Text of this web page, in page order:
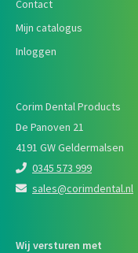
Contact
Mijn catalogus
Inloggen
Corim Dental Products
De Panoven 21
4191 GW Geldermalsen
0345 573 999
sales@corimdental.nl
Wij versturen met